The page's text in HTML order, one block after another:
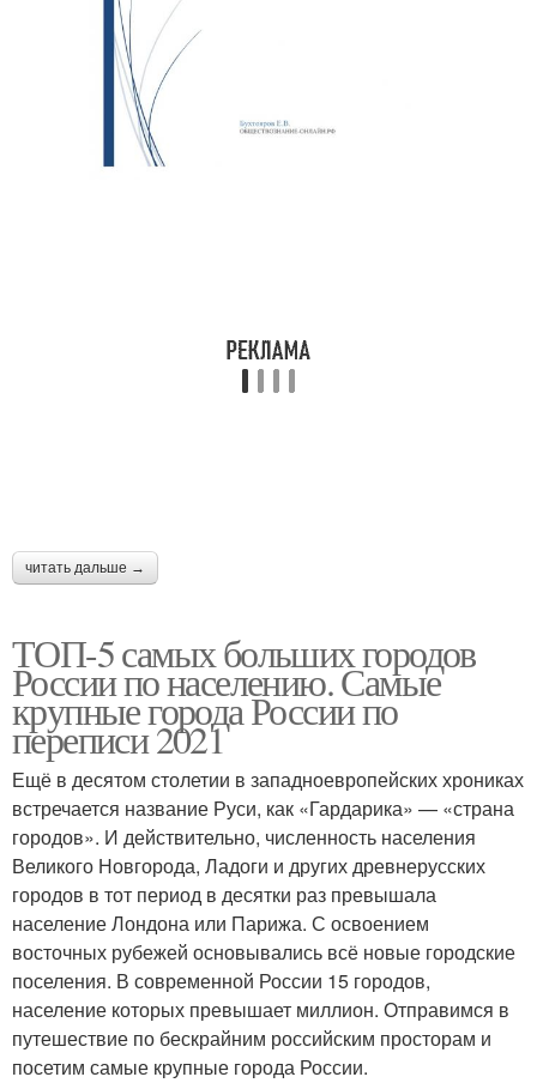
читать дальше →
ТОП-5 самых больших городов
России по населению. Самые
крупные города России по
переписи 2021
Ещё в десятом столетии в западноевропейских хрониках
встречается название Руси, как «Гардарика» — «страна
городов». И действительно, численность населения
Великого Новгорода, Ладоги и других древнерусских
городов в тот период в десятки раз превышала
население Лондона или Парижа. С освоением
восточных рубежей основывались всё новые городские
поселения. В современной России 15 городов,
население которых превышает миллион. Отправимся в
путешествие по бескрайним российским просторам и
посетим самые крупные города России.